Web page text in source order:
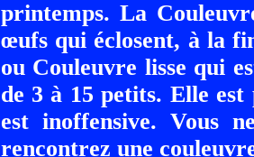
printemps. La
œufs qui éclosent, à la
ou Couleuvre lisse qui
de 3 à 15 petits. Elle est
est inoffensive. Vous
rencontrez une